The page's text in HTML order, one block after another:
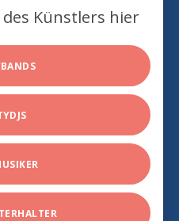
Künstlers hier